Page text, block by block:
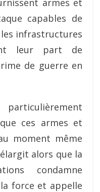
capables de
infrastructures
leur part de
de guerre en
ces armes et
moment même
alors que la
condamne
force et appelle